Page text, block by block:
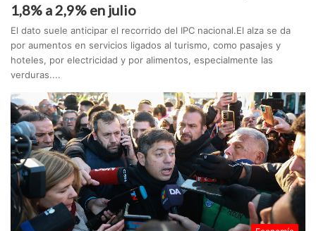
1,8% a 2,9% en julio
El dato suele anticipar el recorrido del IPC nacional.El alza se da
por aumentos en servicios ligados al turismo, como pasajes y
hoteles, por electricidad y por alimentos, especialmente las
verduras....